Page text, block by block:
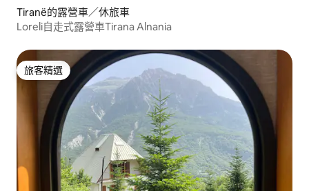
Tiranë的露營車／休旅車
Loreli自走式露營車Tirana Alnania
旅客精選
旅客精選